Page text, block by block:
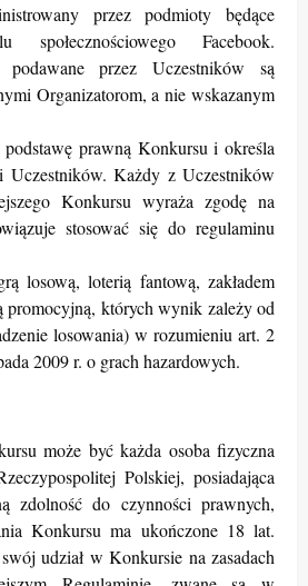
przez podmioty będące
społecznościowego Facebook.
podawane przez Uczestników są
Organizatorom, a nie wskazanym
prawną Konkursu i określa
Uczestników. Każdy z Uczestników
Konkursu wyraża zgodę na
stosować się do regulaminu
losową, loterią fantową, zakładem
promocyjną, których wynik zależy od
losowania) w rozumieniu art. 2
2009 r. o grach hazardowych.
może być każda osoba fizyczna
Polskiej, posiadająca
zdolność do czynności prawnych,
Konkursu ma ukończone 18 lat.
udział w Konkursie na zasadach